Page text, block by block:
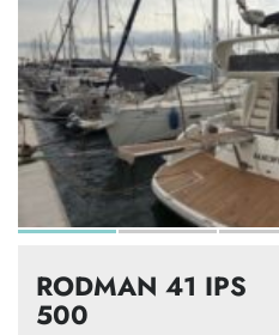
RODMAN 41 IPS
500